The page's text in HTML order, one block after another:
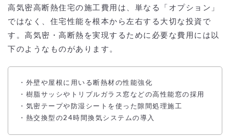
高気密高断熱住宅の施工費用は、単なる「オプション」
ではなく、住宅性能を根本から左右する大切な投資で
す。高気密・高断熱を実現するために必要な費用には以
下のようなものがあります。
・外壁や屋根に用いる断熱材の性能強化
・樹脂サッシやトリプルガラス窓などの高性能窓の採用
・気密テープや防湿シートを使った隙間処理施工
・熱交換型の24時間換気システムの導入